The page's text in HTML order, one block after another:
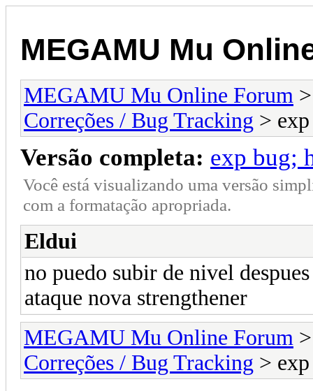
MEGAMU Mu
MEGAMU Mu Online Forum
Correções / Bug Tracking >
Versão completa: exp bug;
Você está visualizando uma versão
com a formatação apropriada.
Eldui
no puedo subir de nivel
ataque nova strengthener
MEGAMU Mu Online Forum
Correções / Bug Tracking >